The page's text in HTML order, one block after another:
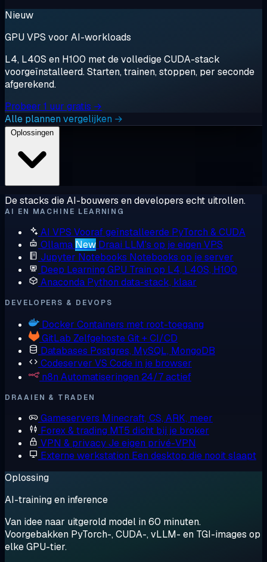
Nieuw
GPU VPS voor AI-workloads
L4, L40S en H100 met de volledige CUDA-stack
voorgeïnstalleerd. Starten, trainen, stoppen, per seconde
afgerekend.
Probeer 1 uur gratis →
Alle plannen vergelijken →
De stacks die AI-bouwers en developers echt uitrollen.
AI EN MACHINE LEARNING
AI VPS Vooraf geïnstalleerde PyTorch & CUDA
Ollama New Draai LLM's op je eigen VPS
Jupyter Notebooks Notebooks op je server
Deep Learning GPU Train op L4, L40S, H100
Anaconda Python data-stack, klaar
DEVELOPERS & DEVOPS
Docker Containers met root-toegang
GitLab Zelfgehoste Git + CI/CD
Databases Postgres, MySQL, MongoDB
Codeserver VS Code in je browser
n8n Automatiseringen 24/7 actief
DRAAIEN & TRADEN
Gameservers Minecraft, CS, ARK, meer
Forex & trading MT5 dicht bij je broker
VPN & privacyJe eigen privé-VPN
Externe werkstation Een desktop die nooit slaapt
Oplossing
AI-training en inference
Van idee naar uitgerold model in 60 minuten.
Voorgebakken PyTorch-, CUDA-, vLLM- en TGI-images op
elke GPU-tier.